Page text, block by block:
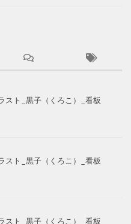
スト_黒子（くろこ）_看板
スト_黒子（くろこ）_看板
スト_黒子（くろこ）_看板